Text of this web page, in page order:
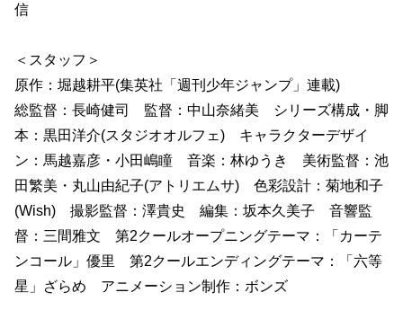
信
＜スタッフ＞
原作：堀越耕平(集英社「週刊少年ジャンプ」連載)
総監督：長崎健司 監督：中山奈緒美 シリーズ構成・脚
本：黒田洋介(スタジオオルフェ) キャラクターデザイ
ン：馬越嘉彦・小田嶋瞳 音楽：林ゆうき 美術監督：池
田繁美・丸山由紀子(アトリエムサ) 色彩設計：菊地和子
(Wish) 撮影監督：澤貴史 編集：坂本久美子 音響監
督：三間雅文 第2クールオープニングテーマ：「カーテ
ンコール」優里 第2クールエンディングテーマ：「六等
星」ざらめ アニメーション制作：ボンズ